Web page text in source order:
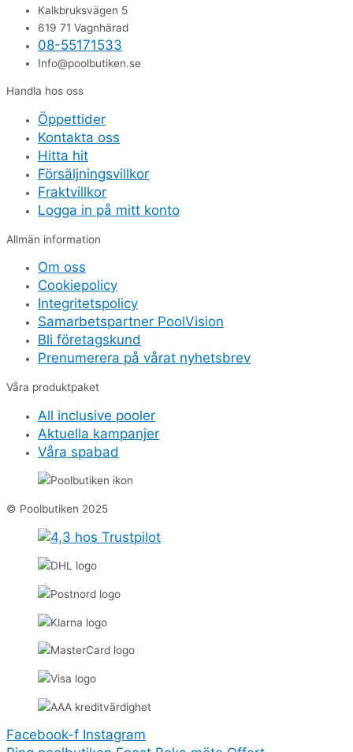
Kalkbruksvägen 5
619 71 Vagnhärad
08-55171533
Info@poolbutiken.se
Handla hos oss
Öppettider
Kontakta oss
Hitta hit
Försäljningsvillkor
Fraktvillkor
Logga in på mitt konto
Allmän information
Om oss
Cookiepolicy
Integritetspolicy
Samarbetspartner PoolVision
Bli företagskund
Prenumerera på vårat nyhetsbrev
Våra produktpaket
All inclusive pooler
Aktuella kampanjer
Våra spabad
© Poolbutiken 2025
Facebook-f Instagram